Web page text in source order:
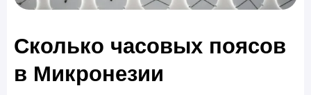
Сколько часовых поясов
в Микронезии